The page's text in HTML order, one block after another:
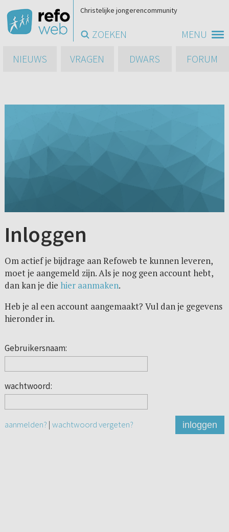
MENU
Christelijke jongerencommunity
ZOEKEN
NIEUWS
VRAGEN DWARS FORUM
Inloggen
Om actief je bijdrage aan Refoweb te kunnen leveren,
moet je aangemeld zijn. Als je nog geen account hebt,
dan kan je die hier aanmaken.
Heb je al een account aangemaakt? Vul dan je gegevens
hieronder in.
Gebruikersnaam:
wachtwoord:
aanmelden? | wachtwoord vergeten? inloggen